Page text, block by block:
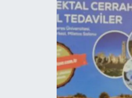
Güncel
Kamu Alımları